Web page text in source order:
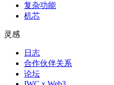
复杂功能
机芯
灵感
日志
合作伙伴关系
论坛